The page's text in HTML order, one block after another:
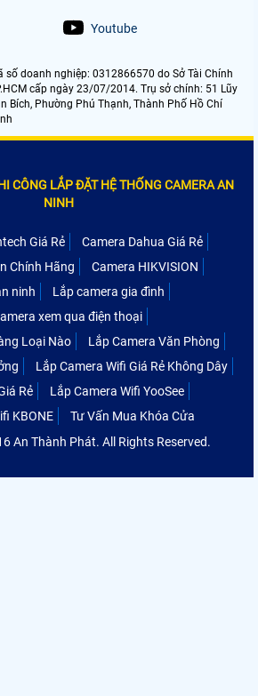
Youtube
số doanh nghiệp: 0312866570 do Sở Tài Chính
cấp ngày 23/07/2014. Trụ sở chính: 51 Lũy
Bích, Phường Phú Thạnh, Thành Phố Hồ Chí
CÔNG LẮP ĐẶT HỆ THỐNG CAMERA AN
NINH
Giá Rẻ
Camera Dahua Giá Rẻ
Chính Hãng
Camera HIKVISION
ninh
Lắp camera gia đình
xem qua điện thoại
Loại Nào
Lắp Camera Văn Phòng
Lắp Camera Wifi Giá Rẻ Không Dây
Rẻ
Lắp Camera Wifi YooSee
KBONE
Tư Vấn Mua Khóa Cửa
An Thành Phát. All Rights Reserved.